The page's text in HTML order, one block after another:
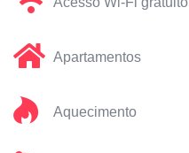
Apartamentos
Aquecimento